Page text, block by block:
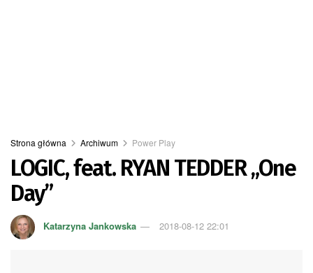
Strona główna Archiwum Power Play
LOGIC, feat. RYAN TEDDER „One
Day”
Katarzyna Jankowska 2018-08-12 22:01